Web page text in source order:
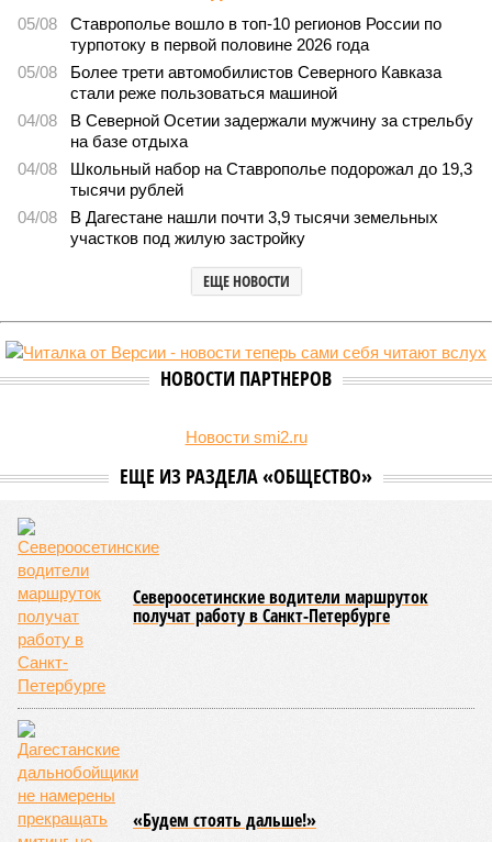
В Дагестане после ливней 18 сёл остаются без
транспортного сообщения
Отрезанные от большой земли
В Дагестане после ливней 18 сёл остаются без транспортного сообщения
(фото: Министерство транспорта и дорожного хозяйства Республики
Министерство транспорта Республики Дагестан обнародовало
актуальную сводку о ходе ликвидации последствий мощных
Согласно официальным данным на 13 июля, дорожным
службам удалось восстановить транспортное сообщение
на 17 ранее пострадавших участках автомобильных дорог,
транспортной блокаде.
Напомним, что мощнейшие дожди, прошедшие 8 июля,
нанесли колоссальный урон дорожной инфраструктуре, в
результате чего на пике разгула стихии без связи с
внешним миром оказались жители 53 сёл. К 12 июля эта
цифра сократилась до 23, и сейчас в профильном
ведомстве фиксируют дальнейшее улучшение обстановки.
В Агульском районе вследствие частичного обрушения
каменно-арочного моста полностью прервано сообщение с
селом Буршаг, и возобновить движение там рассчитывают
лишь к 17 июля.
В Гунибском районе на стратегической дороге «Гуниб –